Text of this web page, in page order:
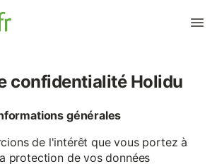
confidentialité Holidu
générales
de l'intérêt que vous portez à
protection de vos données